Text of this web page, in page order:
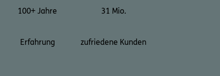
100+ Jahre
Erfahrung
31 Mio.
zufriedene Kunden